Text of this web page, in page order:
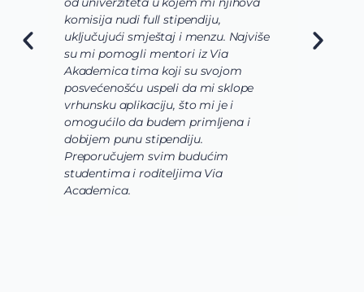
komisija nudi full stipendiju,
uključujući smještaj i menzu. Najviše
su mi pomogli mentori iz Via
Akademica tima koji su svojom
posvećenošću uspeli da mi sklope
vrhunsku aplikaciju, što mi je i
omogućilo da budem primljena i
dobijem punu stipendiju.
Preporučujem svim budućim
studentima i roditeljima Via
Academica.